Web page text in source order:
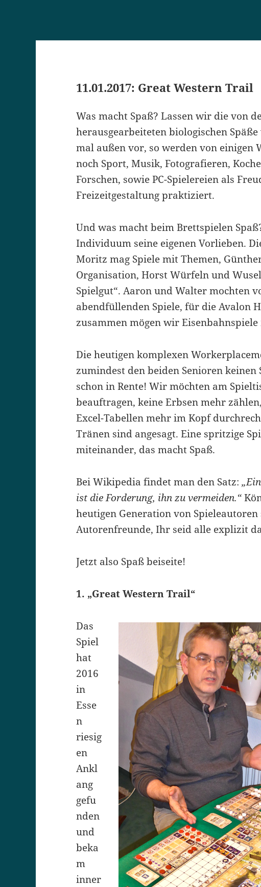
11.01.2017: Great Western Trail
Was macht Spaß? Lassen wir die von
herausgearbeiteten biologischen
mal außen vor, so werden von einigen
noch Sport, Musik, Fotografieren,
Forschen, sowie PC-Spielereien als
Freizeitgestaltung praktiziert.
Und was macht beim Brettspielen
Individuum seine eigenen Vorlieben.
Moritz mag Spiele mit Themen,
Organisation, Horst Würfeln und
Spielgut“. Aaron und Walter mochten
abendfüllenden Spiele, für die Avalon
zusammen mögen wir
Die heutigen komplexen
zumindest den beiden Senioren
schon in Rente! Wir möchten am
beauftragen, keine Erbsen mehr
Excel-Tabellen mehr im Kopf
Tränen sind angesagt. Eine spritzige
miteinander, das macht Spaß.
Bei Wikipedia findet man den Satz:
ist die Forderung, ihn zu vermeiden.“
heutigen Generation von
Autorenfreunde, Ihr seid alle explizit
Jetzt also Spaß beiseite!
1. „Great Western Trail“
Das
Spiel
hat
2016
in
Esse
n
riesig
en
Ankl
ang
gefu
nden
und
beka
m
inner